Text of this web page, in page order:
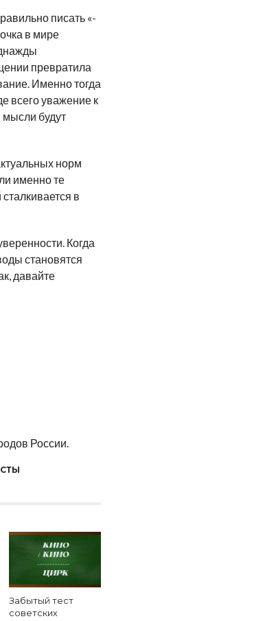
писать «-
в мире
превратила
Именно тогда
всего уважение к
мысли будут
норм
именно те
в
Когда
становятся
давайте
России.
Забытый тест
советских